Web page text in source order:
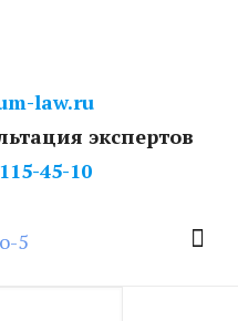
law.ru
экспертов
45-10